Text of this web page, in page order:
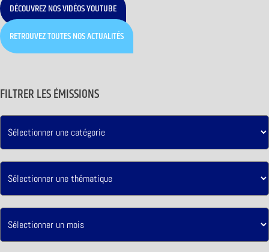
DÉCOUVREZ NOS VIDÉOS YOUTUBE
RETROUVEZ TOUTES NOS ACTUALITÉS
FILTRER LES ÉMISSIONS